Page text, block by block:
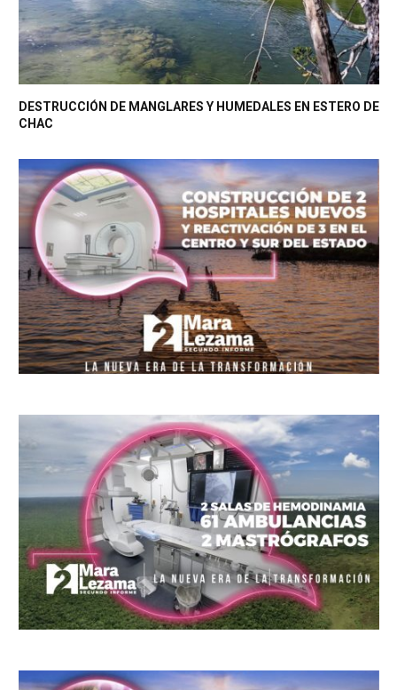
DESTRUCCIÓN DE MANGLARES Y HUMEDALES EN ESTERO DE
CHAC